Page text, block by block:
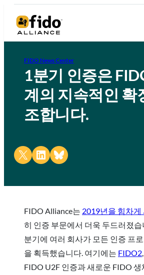
FIDO News Center
1분기 인증은
계의 지속적인 확
조합니다.
Share on X Share on LinkedIn
Share on Bluesky
FIDO Alliance는 2019년을 힘차게
히 인증 부문에서 더욱 두드러졌습
분기에 여러 회사가 모든 인증 프
을 획득했습니다. 여기에는 FIDO2
FIDO U2F 인증과 새로운 FIDO 생